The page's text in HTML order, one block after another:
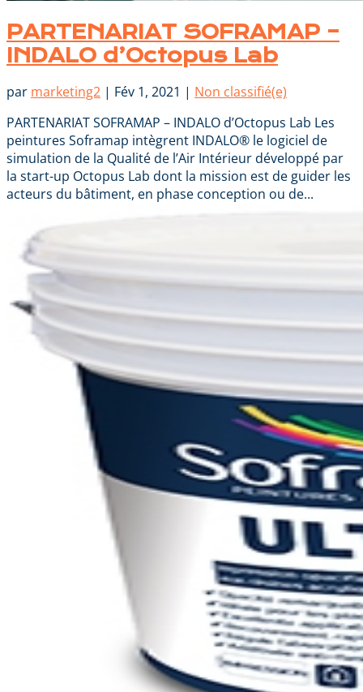
PARTENARIAT SOFRAMAP –
INDALO d’Octopus Lab
par marketing2 | Fév 1, 2021 | Non classifié(e)
PARTENARIAT SOFRAMAP – INDALO d’Octopus Lab Les
peintures Soframap intègrent INDALO® le logiciel de
simulation de la Qualité de l’Air Intérieur développé par
la start-up Octopus Lab dont la mission est de guider les
acteurs du bâtiment, en phase conception ou de...